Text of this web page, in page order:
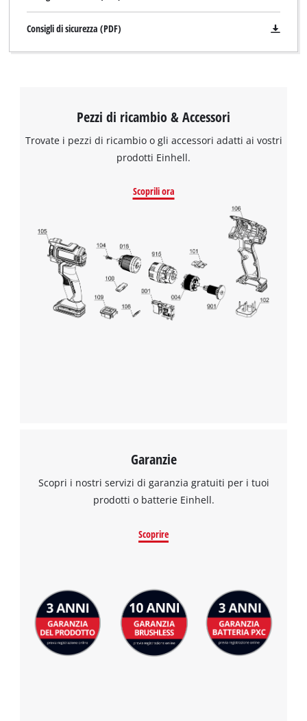
Abbiamo bisogno del vostro consenso
per caricare il servizio Google Maps !
This content is not permitted to load due
to trackers that are not disclosed to the
visitor. The website owner needs to setup
the site with their CMP to add this content
to the list of technologies used.
Consigli di sicurezza (PDF)
Pezzi di ricambio & Accessori
Trovate i pezzi di ricambio o gli accessori adatti ai vostri
prodotti Einhell.
Scoprili ora
Garanzie
Scopri i nostri servizi di garanzia gratuiti per i tuoi
prodotti o batterie Einhell.
Scoprire